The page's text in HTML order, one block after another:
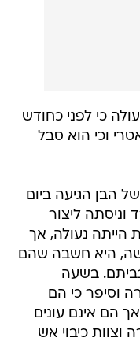
כי לפני כחודש
וכי הוא סבל
הבן הגיעה ביום
וניסתה ליצור
נעולה, אך
היא חשבה שהם
בביתם. בשעה
וסיפר כי הם
הם אינם עונים
וצוות כיבוי אש